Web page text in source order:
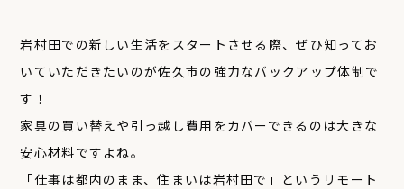
岩村田での新しい生活をスタートさせる際、ぜひ知ってお
いていただきたいのが佐久市の強力なバックアップ体制で
す！
家具の買い替えや引っ越し費用をカバーできるのは大きな
安心材料ですよね。
「仕事は都内のまま、住まいは岩村田で」というリモート